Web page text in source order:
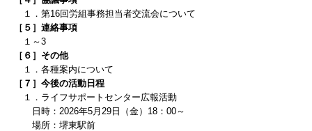
１． 第16回労組事務担当者交流会について
［５］連絡事項
１～3
［６］その他
１．各種案内について
［７］今後の活動日程
１．ライフサポートセンター広報活動
日時： 2026年5 月29日（金） 18 ：00～
場所：堺東駅前